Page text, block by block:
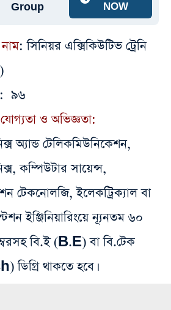
Group
NOW
নাম: সিনিয়র এক্সিকিউটিভ ট্রেনি
: ৯৬
ও অভিজ্ঞতা:
অ্যান্ড টেলিকমিউনিকেশন,
কম্পিউটার সায়েন্স,
টেকনোলজি, ইলেকট্রিক্যাল বা
ইঞ্জিনিয়ারিংয়ে ন্যূনতম ৬০
বি.ই (B.E) বা বি.টেক
থাকতে হবে।